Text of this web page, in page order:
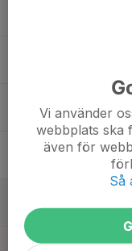
Vi använder
webbplats ska
även för
Så